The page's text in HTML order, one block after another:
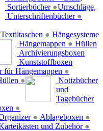
Sortierbücher ●
Unterschriftenbücher ●
Umschläge,
Textiltaschen ● Hängesysteme
Hängemappen ●
für Hängemappen ●
Hüllen
●
Archivierungsboxen
●
Kunststoffboxen
● Ablageboxen ●
und Zubehör ●
Notizbücher
und
Tagebücher